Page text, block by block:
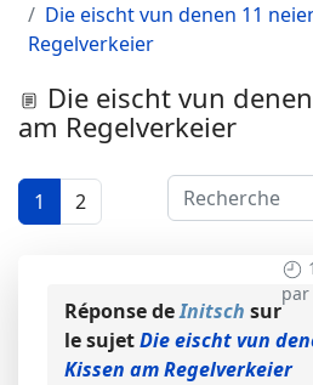
Die eischt vun denen 11
Regelverkeier
Die eischt vun
am Regelverkeier
1 2
par
Réponse deInitsch sur
le sujetDie eischt vun
Kissen am Regelverkeier